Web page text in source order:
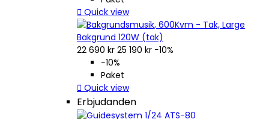
 Quick view
Bakgrund 120W (tak)
22 690 kr 25 190 kr −10%
−10%
Paket
 Quick view
Erbjudanden